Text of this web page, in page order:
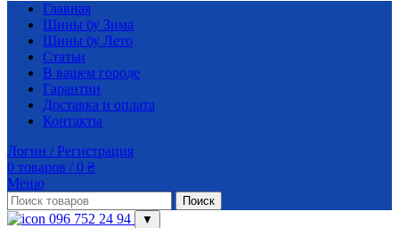
Главная
Шины бу Зима
Шины бу Лето
Статьи
В вашем городе
Гарантии
Доставка и оплата
Контакты
Логин / Регистрация
0 товаров / 0 ₴
Меню
Поиск
096 752 24 94 ▼